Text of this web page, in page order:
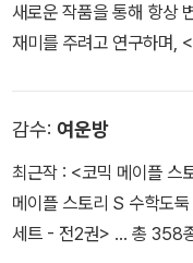
새로운 작품을 통해 항상
재미를 주려고 연구하며,
감수: 여운방
최근작 : <코믹 메이플 스
메이플 스토리 S 수학도
세트 - 전2권> … 총 358